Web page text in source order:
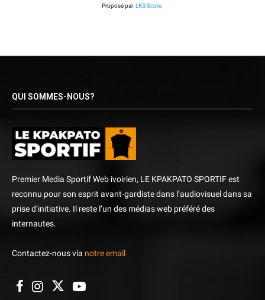
Proposé par LKS Score
QUI SOMMES-NOUS?
Premier Media Sportif Web ivoirien, LE KPAKPATO SPORTIF est
reconnu pour son esprit avant-gardiste dans l’audiovisuel dans sa
prise d’initiative. Il reste l’un des médias web préféré des
internautes.
Contactez-nous via notre email